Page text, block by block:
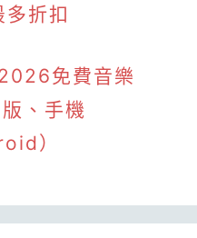
折扣
免費音樂
、手機
）